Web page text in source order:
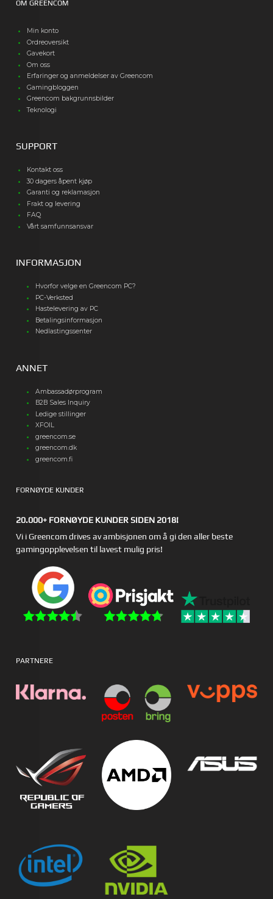
OM GREENCOM
Min konto
Ordreoversikt
Gavekort
Om oss
Erfaringer og anmeldelser av Greencom
Gamingbloggen
Greencom bakgrunnsbilder
Teknologi
SUPPORT
Kontakt oss
30 dagers åpent kjøp
Garanti og reklamasjon
Frakt og levering
FAQ
Vårt samfunnsansvar
INFORMASJON
Hvorfor velge en Greencom PC?
PC-Verksted
Hastelevering av PC
Betalingsinformasjon
Nedlastingssenter
ANNET
Ambassadørprogram
B2B Sales Inquiry
Ledige stillinger
XFOIL
greencom.se
greencom.dk
greencom.fi
FORNØYDE KUNDER
20.000+ FORNØYDE KUNDER SIDEN 2018!
Vi i Greencom drives av ambisjonen om å gi den aller beste
gamingopplevelsen til lavest mulig pris!
PARTNERE